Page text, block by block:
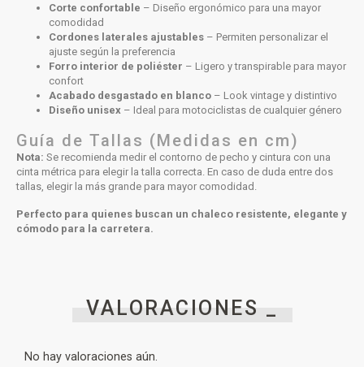
Corte confortable – Diseño ergonómico para una mayor
comodidad
Cordones laterales ajustables – Permiten personalizar el
ajuste según la preferencia
Forro interior de poliéster – Ligero y transpirable para mayor
confort
Acabado desgastado en blanco – Look vintage y distintivo
Diseño unisex – Ideal para motociclistas de cualquier género
Guía de Tallas (Medidas en cm)
Nota: Se recomienda medir el contorno de pecho y cintura con una
cinta métrica para elegir la talla correcta. En caso de duda entre dos
tallas, elegir la más grande para mayor comodidad.
Perfecto para quienes buscan un chaleco resistente, elegante y
cómodo para la carretera.
VALORACIONES _
No hay valoraciones aún.